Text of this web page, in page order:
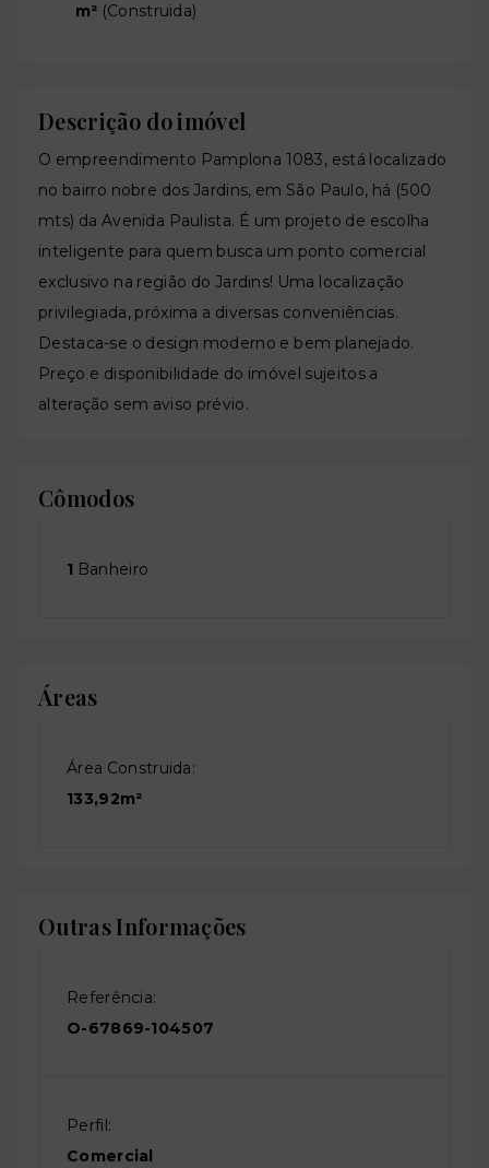
m² (Construida)
Descrição do imóvel
O empreendimento Pamplona 1083, está localizado
no bairro nobre dos Jardins, em São Paulo, há (500
mts) da Avenida Paulista. É um projeto de escolha
inteligente para quem busca um ponto comercial
exclusivo na região do Jardins! Uma localização
privilegiada, próxima a diversas conveniências.
Destaca-se o design moderno e bem planejado.
Preço e disponibilidade do imóvel sujeitos a
alteração sem aviso prévio.
Cômodos
1 Banheiro
Áreas
Área Construida:
133,92m²
Outras Informações
Referência:
O-67869-104507
Perfil:
Comercial